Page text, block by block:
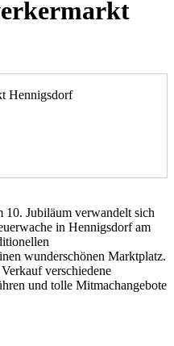
Jubiläum verwandelt sich
in Hennigsdorf am
wunderschönen Marktplatz.
verschiedene
und tolle Mitmachangebote